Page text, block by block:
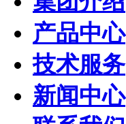
产品中心
技术服务
新闻中心